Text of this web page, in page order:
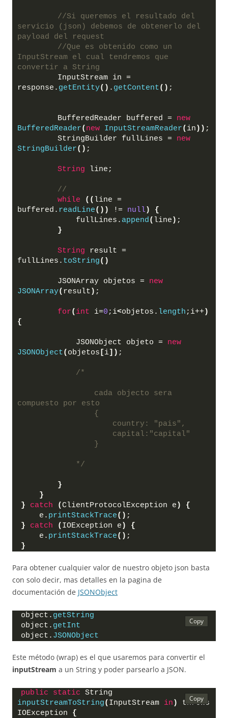
//Si queremos el resultado del
servicio (json) debemos de obtenerlo del
payload del request
//Que es obtenido como un
InputStream el cual tendremos que
convertir a String
        InputStream in =
response. getEntity() . getContent() ;
        BufferedReader buffered =
new
BufferedReader( new InputStreamReader( in )) ;
        StringBuilder fullLines =
new
StringBuilder() ;
String line;
//
while
(( line =
buffered. readLine()) != null)
{
            fullLines.
append( line ) ;
}
String result =
fullLines. toString()
        JSONArray objetos =
new
JSONArray( result ) ;
for( int i=0 ;i<objetos. length ;i++)
{
            JSONObject objeto =
new
JSONObject( objetos [i]) ;
/*
                cada objecto sera
compuesto por esto
                {
                    country: "pais",
                    capital:"capital"
                }
            */
}
}
}
catch (ClientProtocolException e )
{
    e.
printStackTrace() ;
}
catch ( IOException e )
{
    e.
printStackTrace() ;
}
Para obtener cualquier valor de nuestro objeto json basta
con solo decir, mas detalles en la pagina de
documentación de JSONObject
object. getString
object. getInt
object. JSONObject
Este método (wrap) es el que usaremos para convertir el
inputStream a un String y poder parsearlo a JSON.
public static
inputStreamToString( InputStream in )
throws
IOException {